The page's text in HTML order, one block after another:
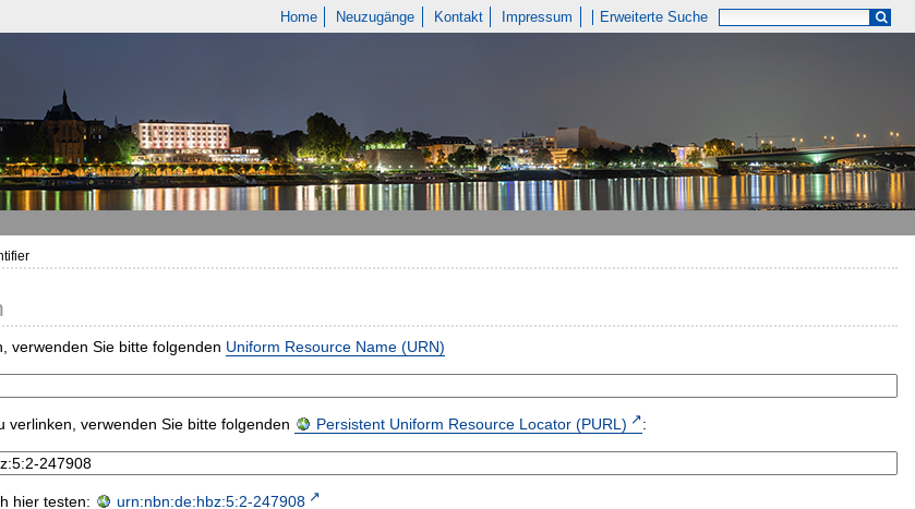
Home Neuzugänge Kontakt Impressum Erweiterte Suche
verwenden Sie bitte folgenden Uniform Resource Name (URN)
verlinken, verwenden Sie bitte folgenden Persistent Uniform Resource Locator (PURL) :
hier testen: urn:nbn:de:hbz:5:2-247908